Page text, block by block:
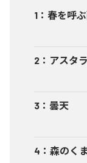
1 ： 春を呼
2 ： アスタラ
3 ： 曇天
4 ： 森のく